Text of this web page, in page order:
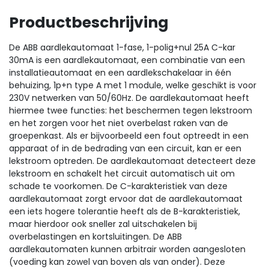
Productbeschrijving
De ABB aardlekautomaat 1-fase, 1-polig+nul 25A C-kar
30mA is een aardlekautomaat, een combinatie van een
installatieautomaat en een aardlekschakelaar in één
behuizing, 1p+n type A met 1 module, welke geschikt is voor
230V netwerken van 50/60Hz. De aardlekautomaat heeft
hiermee twee functies: het beschermen tegen lekstroom
en het zorgen voor het niet overbelast raken van de
groepenkast. Als er bijvoorbeeld een fout optreedt in een
apparaat of in de bedrading van een circuit, kan er een
lekstroom optreden. De aardlekautomaat detecteert deze
lekstroom en schakelt het circuit automatisch uit om
schade te voorkomen. De C-karakteristiek van deze
aardlekautomaat zorgt ervoor dat de aardlekautomaat
een iets hogere tolerantie heeft als de B-karakteristiek,
maar hierdoor ook sneller zal uitschakelen bij
overbelastingen en kortsluitingen. De ABB
aardlekautomaten kunnen arbitrair worden aangesloten
(voeding kan zowel van boven als van onder). Deze